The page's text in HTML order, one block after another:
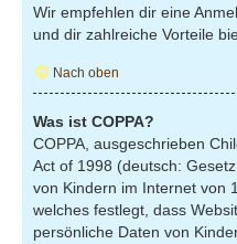
Wir empfehlen dir eine
und dir zahlreiche Vorteile
Nach oben
Was ist COPPA?
COPPA, ausgeschrieben
Act of 1998 (deutsch:
von Kindern im Internet von
welches festlegt, dass
persönliche Daten von